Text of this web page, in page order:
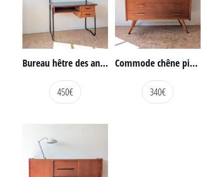
Bureau hêtre des années 60
450€
Commode chêne pieds compas vintage
340€